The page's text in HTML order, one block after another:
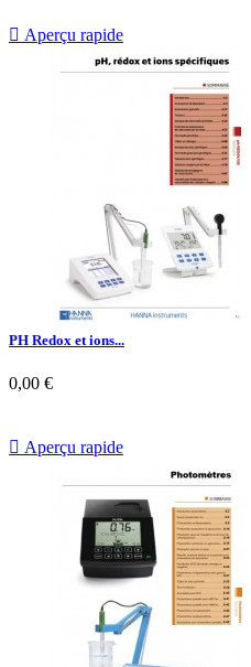
 Aperçu rapide
PH Redox et ions...
0,00 €
 Aperçu rapide